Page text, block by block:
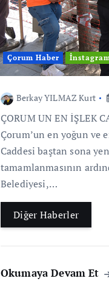
Çorum Haber
Berkay YILMAZ Kurt
ÇORUM UN EN İŞLEK
Çorum’un en yoğun ve
Caddesi baştan sona
tamamlanmasının
Belediyesi,…
Diğer Haberler
Okumaya Devam Et